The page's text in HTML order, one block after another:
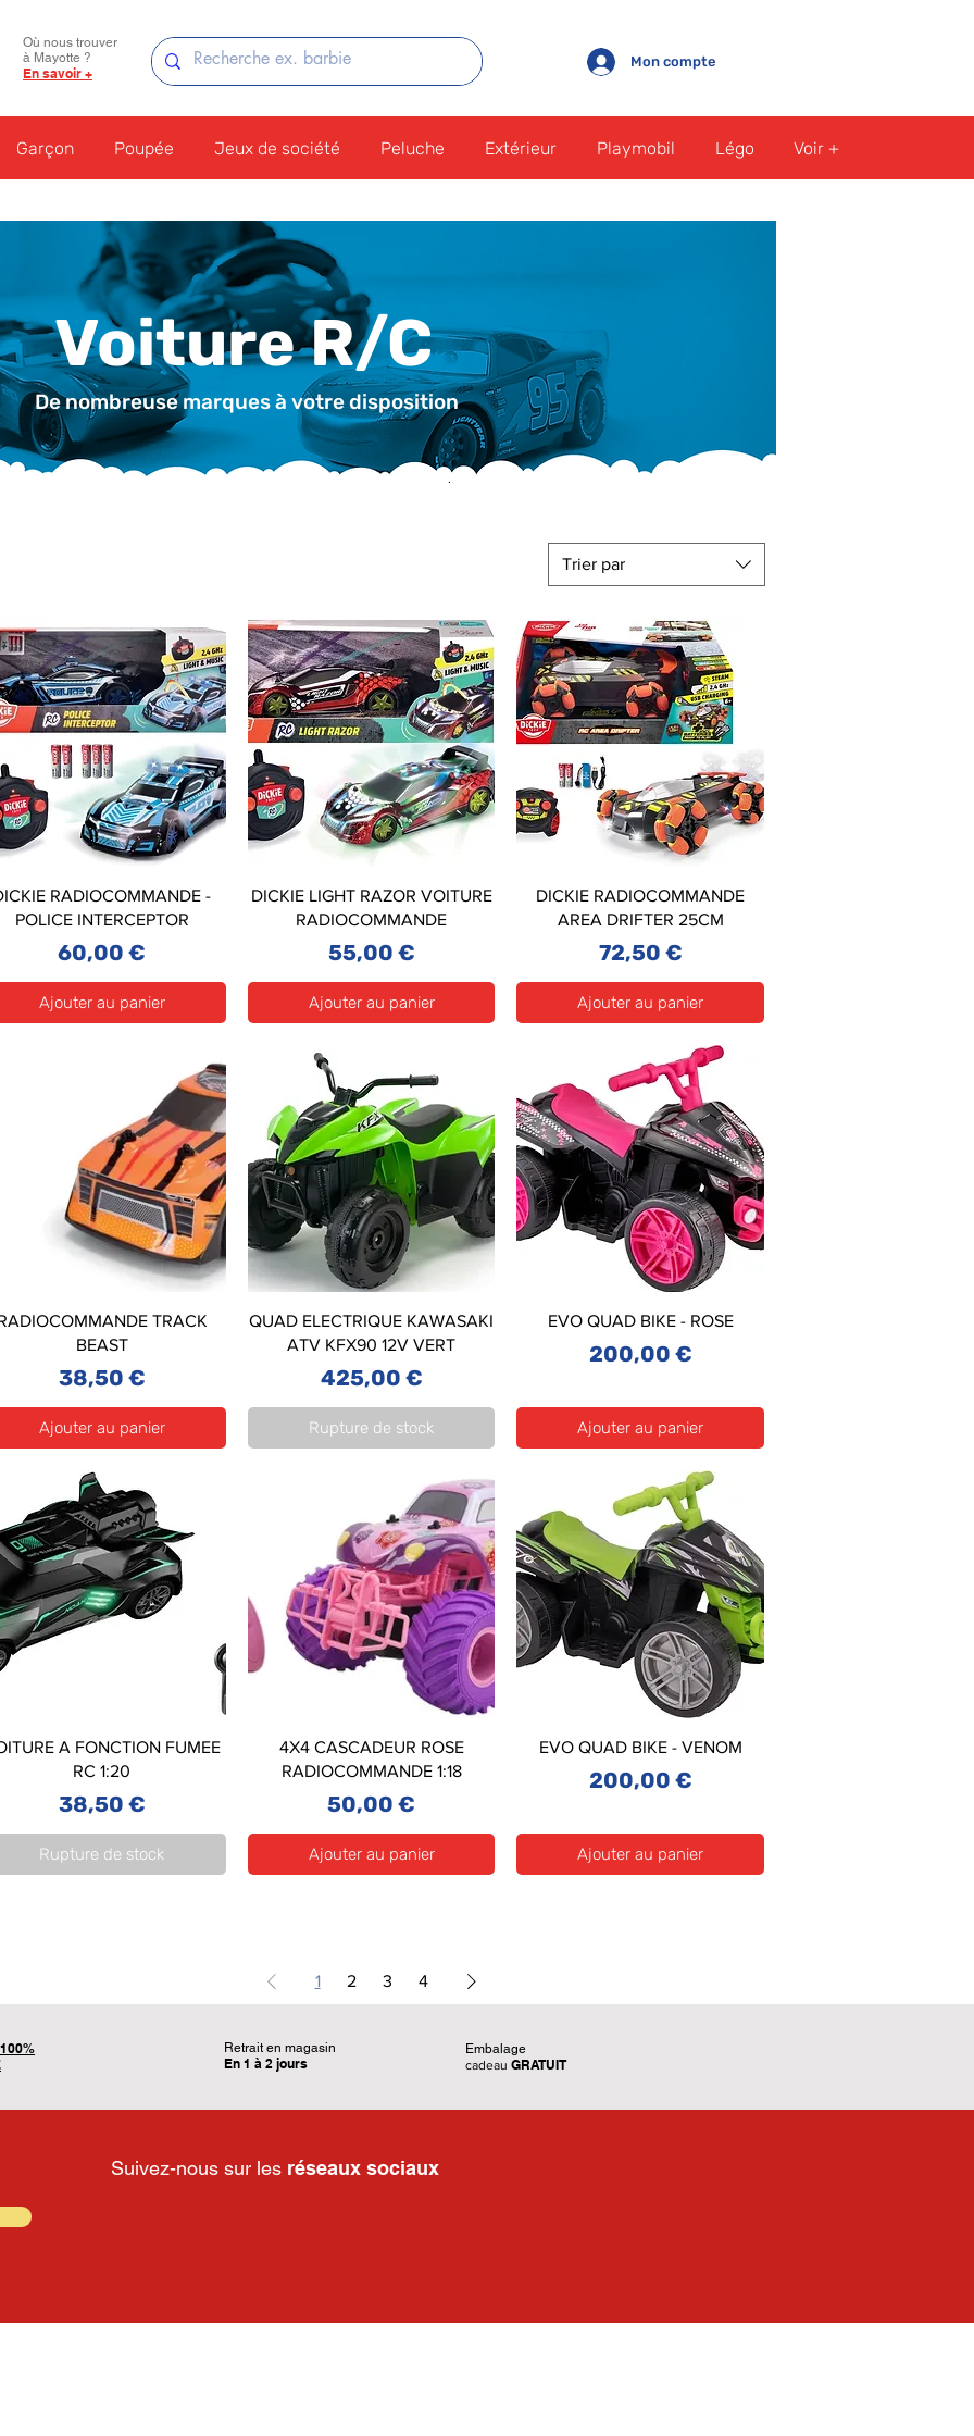
Où nous trouver
à Mayotte ?
En savoir +
Mon compte
Garçon Poupée Jeux de société Peluche Extérieur Playmobil Légo Voir +
Voiture R/C
De nombreuse marques à votre disposition
Trier par
RADIOCOMMANDE -
POLICE INTERCEPTOR
Prix
60,00 €
Ajouter au panier
DICKIE LIGHT RAZOR VOITURE
RADIOCOMMANDE
Prix
55,00 €
Ajouter au panier
DICKIE RADIOCOMMANDE
AREA DRIFTER 25CM
Prix
72,50 €
Ajouter au panier
TRACK
BEAST
Prix
38,50 €
Ajouter au panier
QUAD ELECTRIQUE KAWASAKI
ATV KFX90 12V VERT
Prix
425,00 €
Rupture de stock
EVO QUAD BIKE - ROSE
Prix
200,00 €
Ajouter au panier
A FONCTION FUMEE
RC 1:20
Prix
38,50 €
Rupture de stock
4X4 CASCADEUR ROSE
RADIOCOMMANDE 1:18
Prix
50,00 €
Ajouter au panier
EVO QUAD BIKE - VENOM
Prix
200,00 €
Ajouter au panier
1 2 3 4
Retrait en magasin
En 1 à 2 jours
Embalage
cadeau GRATUIT
Suivez-nous sur les réseaux sociaux